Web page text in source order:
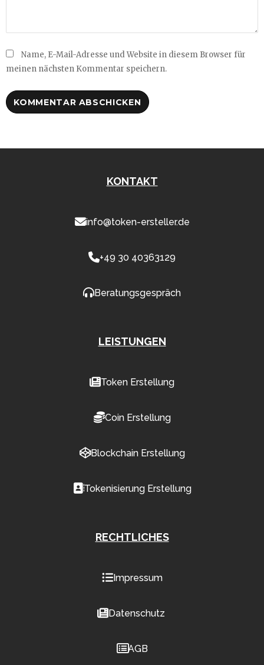
Name, E-Mail-Adresse und Website in diesem Browser für
meinen nächsten Kommentar speichern.
KONTAKT
info@token-ersteller.de
+49 30 40363129
Beratungsgespräch
LEISTUNGEN
Token Erstellung
Coin Erstellung
Blockchain Erstellung
Tokenisierung Erstellung
RECHTLICHES
Impressum
Datenschutz
AGB